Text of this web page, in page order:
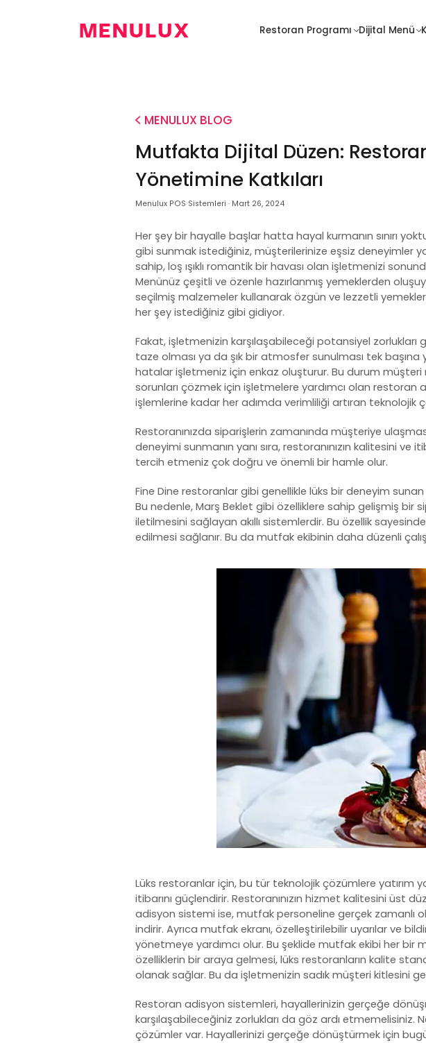
Restoran
Dijital
Kiosk
Restoran
Sadakat
Fiyatlar
Restoran Programı Dijital Menü
MENULUX BLOG
Mutfakta Dijital Düzen:
Yönetimine Katkıları
Menulux POS Sistemleri · Mart 26, 2024
Her şey bir hayalle başlar hatta hayal kurmanın sınırı
gibi sunmak istediğiniz, müşterilerinize eşsiz deneyimler
sahip, loş ışıklı romantik bir havası olan işletmenizi
Menünüz çeşitli ve özenle hazırlanmış yemeklerden
seçilmiş malzemeler kullanarak özgün ve lezzetli
her şey istediğiniz gibi gidiyor.
Fakat, işletmenizin karşılaşabileceği potansiyel zorlukları
taze olması ya da şık bir atmosfer sunulması tek
hatalar işletmeniz için enkaz oluşturur. Bu durum müşteri
sorunları çözmek için işletmelere yardımcı olan restoran
işlemlerine kadar her adımda verimliliği artıran
Restoranınızda siparişlerin zamanında müşteriye
deneyimi sunmanın yanı sıra, restoranınızın kalitesini
tercih etmeniz çok doğru ve önemli bir hamle olur.
Fine Dine restoranlar gibi genellikle lüks bir deneyim
Bu nedenle, Marş Beklet gibi özelliklere sahip gelişmiş bir
iletilmesini sağlayan akıllı sistemlerdir. Bu özellik
edilmesi sağlanır. Bu da mutfak ekibinin daha düzenli
Lüks restoranlar için, bu tür teknolojik çözümlere yatırım
itibarını güçlendirir. Restoranınızın hizmet kalitesini üst
adisyon sistemi ise, mutfak personeline gerçek zamanlı
indirir. Ayrıca mutfak ekranı, özelleştirilebilir uyarılar ve
yönetmeye yardımcı olur. Bu şeklide mutfak ekibi her bir
özelliklerin bir araya gelmesi, lüks restoranların kalite
olanak sağlar. Bu da işletmenizin sadık müşteri kitlesini
Restoran adisyon sistemleri, hayallerinizin gerçeğe
karşılaşabileceğiniz zorlukları da göz ardı
çözümler var. Hayallerinizi gerçeğe dönüştürmek için